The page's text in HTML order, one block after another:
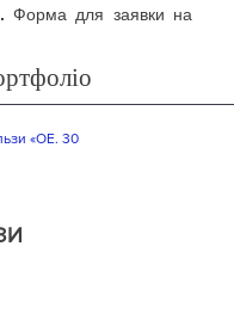
Форма для заявки на